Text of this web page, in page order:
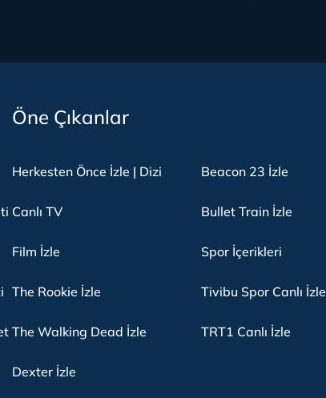
Öne Çıkanlar
Herkesten Önce İzle | Dizi
Canlı TV
Film İzle
The Rookie İzle
The Walking Dead İzle
Dexter İzle
Beacon 23 İzle
Bullet Train İzle
Spor İçerikleri
Tivibu Spor Canlı İzle
TRT1 Canlı İzle